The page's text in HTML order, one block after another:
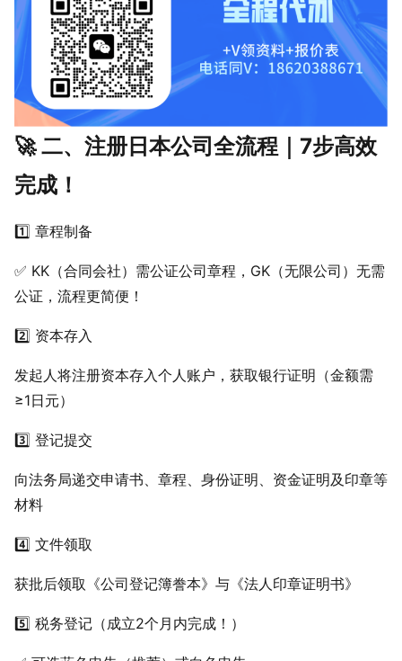
🚀 二、注册日本公司全流程｜7步高效
完成！
1️⃣ 章程制备
✅ KK（合同会社）需公证公司章程，GK（无限公司）无需
公证，流程更简便！
2️⃣ 资本存入
发起人将注册资本存入个人账户，获取银行证明（金额需
≥1日元）
3️⃣ 登记提交
向法务局递交申请书、章程、身份证明、资金证明及印章等
材料
4️⃣ 文件领取
获批后领取《公司登记簿誊本》与《法人印章证明书》
5️⃣ 税务登记（成立2个月内完成！）